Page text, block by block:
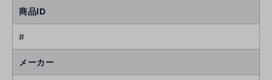
商品ID
#
メーカー